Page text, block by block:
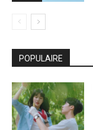
POPULAIRE